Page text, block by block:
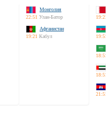
Монголия
22:51 Улан-Батор
Афганистан
19:21 Кабул